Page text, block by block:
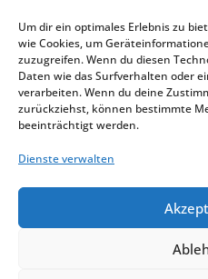
Um dir ein optimales Erlebnis zu
wie Cookies, um
zuzugreifen. Wenn du diesen
Daten wie das Surfverhalten oder
verarbeiten. Wenn du deine
zurückziehst, können bestimmte
beeinträchtigt werden.
Dienste verwalten
Tel:+43 1 925 77 46
Mail: office@fit4int.at
Startseite
Kontakt
Impressum